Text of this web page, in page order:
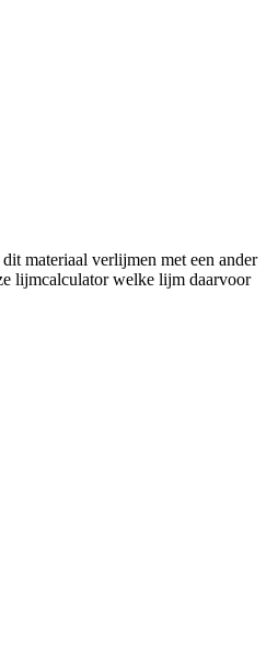
materiaal verlijmen met een ander
lijmcalculator welke lijm daarvoor